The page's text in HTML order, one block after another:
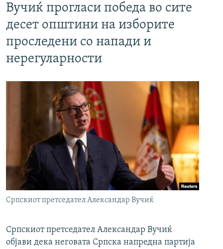
Вучиќ прогласи победа во сите
десет општини на изборите
проследени со напади и
нерегуларности
Српскиот претседател Александар Вучиќ
Српскиот претседател Александар Вучиќ
објави дека неговата Српска напредна партија